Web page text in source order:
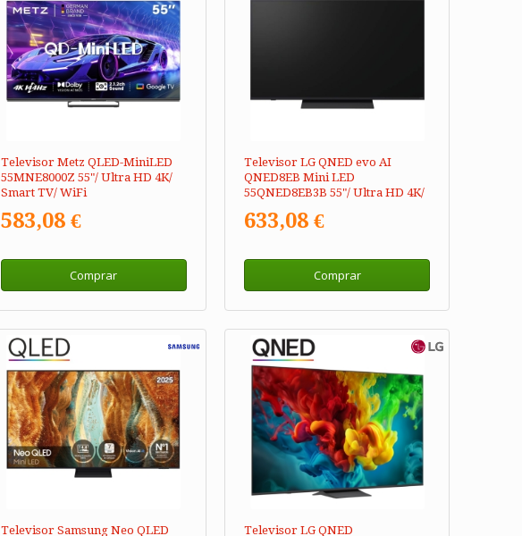
Televisor Metz QLED-MiniLED
55MNE8000Z 55"/ Ultra HD 4K/
Smart TV/ WiFi
583,08 €
Comprar
Televisor LG QNED evo AI
QNED8EB Mini LED
55QNED8EB3B 55"/ Ultra HD 4K/
633,08 €
Comprar
Televisor Samsung Neo QLED
Televisor LG QNED